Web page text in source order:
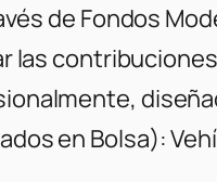
de Fondos
las
,
en Bolsa):